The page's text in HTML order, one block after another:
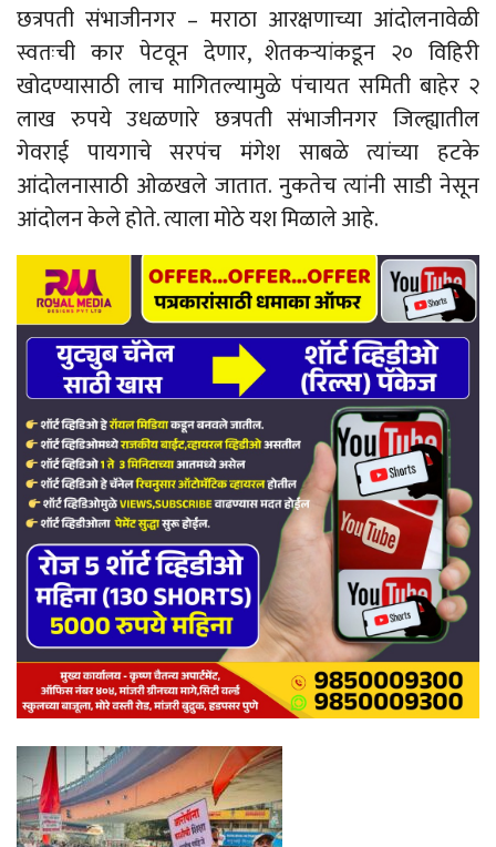
छत्रपती संभाजीनगर – मराठा आरक्षणाच्या आंदोलनावेळी
स्वतःची कार पेटवून देणार, शेतकऱ्यांकडून २० विहिरी
खोदण्यासाठी लाच मागितल्यामुळे पंचायत समिती बाहेर २
लाख रुपये उधळणारे छत्रपती संभाजीनगर जिल्ह्यातील
गेवराई पायगाचे सरपंच मंगेश साबळे त्यांच्या हटके
आंदोलनासाठी ओळखले जातात. नुकतेच त्यांनी साडी नेसून
आंदोलन केले होते. त्याला मोठे यश मिळाले आहे.